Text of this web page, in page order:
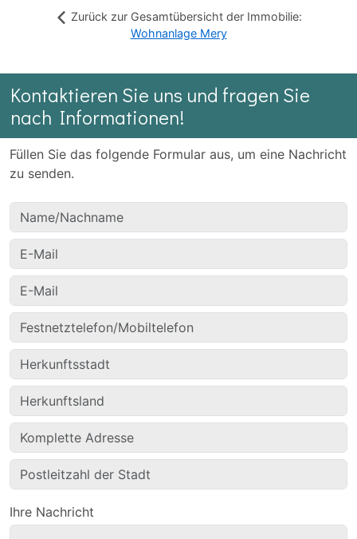
Zurück zur Gesamtübersicht der Immobilie:
Wohnanlage Mery
Kontaktieren Sie uns und fragen Sie
nach Informationen!
Füllen Sie das folgende Formular aus, um eine Nachricht
zu senden.
Ihre Nachricht